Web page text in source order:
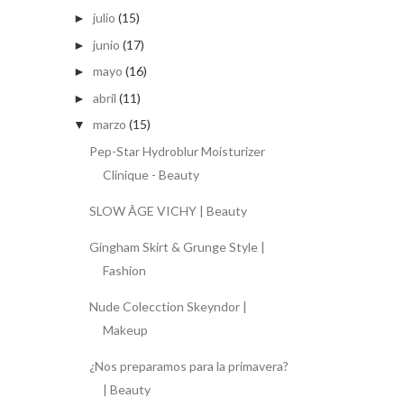
► julio (15)
► junio (17)
► mayo (16)
► abril (11)
▼ marzo (15)
Pep-Star Hydroblur Moisturizer
Clinique - Beauty
SLOW ÂGE VICHY | Beauty
Gingham Skirt & Grunge Style |
Fashion
Nude Colecction Skeyndor |
Makeup
¿Nos preparamos para la primavera?
| Beauty